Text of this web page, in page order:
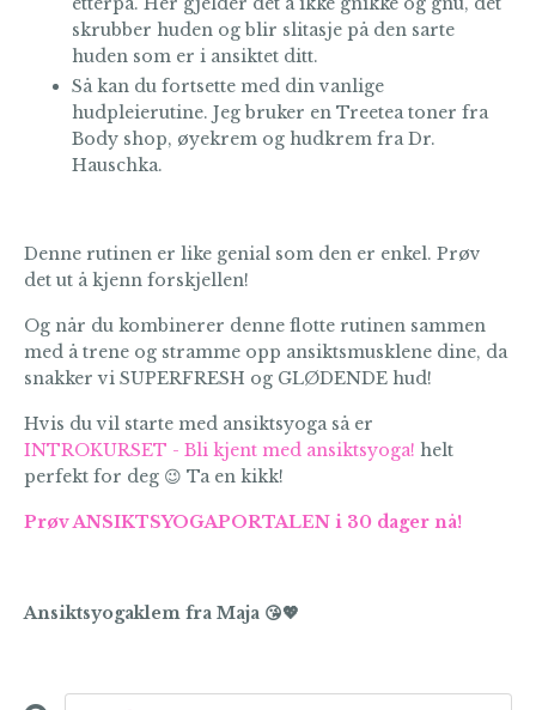
skrubber huden og blir slitasje på den sarte
huden som er i ansiktet ditt.
Så kan du fortsette med din vanlige
hudpleierutine. Jeg bruker en Treetea toner fra
Body shop, øyekrem og hudkrem fra Dr.
Hauschka.
Denne rutinen er like genial som den er enkel. Prøv
det ut å kjenn forskjellen!
Og når du kombinerer denne flotte rutinen sammen
med å trene og stramme opp ansiktsmusklene dine, da
snakker vi SUPERFRESH og GLØDENDE hud!
Hvis du vil starte med ansiktsyoga så er
INTROKURSET - Bli kjent med ansiktsyoga! helt
perfekt for deg 😉 Ta en kikk!
Prøv ANSIKTSYOGAPORTALEN i 30 dager nå!
Ansiktsyogaklem fra Maja 😘💖